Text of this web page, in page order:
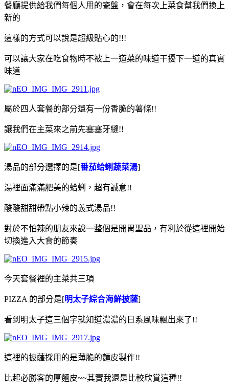
餐廳提供給我們每個人用的瓷盤，會在每次上菜食幫我們換上
新的
這樣的方式可以說是超級貼心的!!!
可以讓大家在吃食物時不被上一道菜的味道干擾下一道的真實
味道
屬於四人套餐的部分還有一份香脆的薯條!!
讓我們在主菜來之前先塞塞牙縫!!
湯品的部分選擇的是[番茄蛤蜊蔬菜湯]
湯裡面滿滿肥美的蛤蜊，超有誠意!!
酸酸甜甜帶點小辣的義式湯品!!
對於不怕辣的朋友來說一整個是開胃聖品，有利於從這裡開始
切換進入大食的節奏
今天套餐裡的主菜共三項
PIZZA 的部分是[明太子綜合海鮮披薩]
看到明太子這三個字就知道濃濃的日系風味飄出來了!!
這裡的披薩採用的是薄脆的麵皮製作!!
比起必勝客的厚麵皮~~其實我還是比較欣賞這種!!